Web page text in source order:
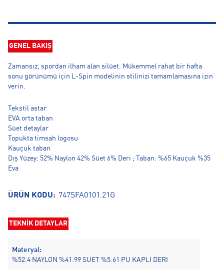
GENEL BAKIŞ
Zamansız, spordan ilham alan silüet. Mükemmel rahat bir hafta
sonu görünümü için L-Spin modelinin stilinizi tamamlamasına izin
verin.
Tekstil astar
EVA orta taban
Süet detaylar
Topukta timsah logosu
Kauçuk taban
Dış Yüzey: 52% Naylon 42% Süet 6% Deri ; Taban: %65 Kauçuk %35
Eva
ÜRÜN KODU: 747SFA0101.21G
TEKNİK DETAYLAR
Materyal:
%52.4 NAYLON %41.99 SUET %5.61 PU KAPLI DERI